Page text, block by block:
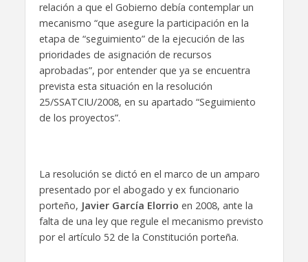
relación a que el Gobierno debía contemplar un
mecanismo “que asegure la participación en la
etapa de “seguimiento” de la ejecución de las
prioridades de asignación de recursos
aprobadas”, por entender que ya se encuentra
prevista esta situación en la resolución
25/SSATCIU/2008, en su apartado “Seguimiento
de los proyectos”.
La resolución se dictó en el marco de un amparo
presentado por el abogado y ex funcionario
porteño, Javier García Elorrio en 2008, ante la
falta de una ley que regule el mecanismo previsto
por el artículo 52 de la Constitución porteña.